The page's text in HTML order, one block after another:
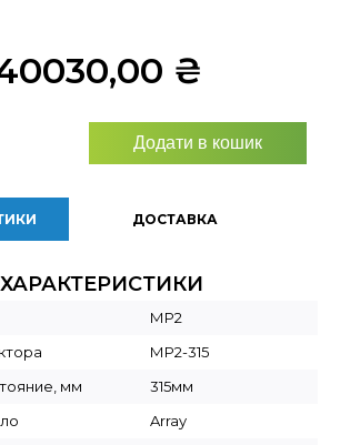
₴
Додати в кошик
ДОСТАВКА
МР2
МР2-315
мм
315мм
Array